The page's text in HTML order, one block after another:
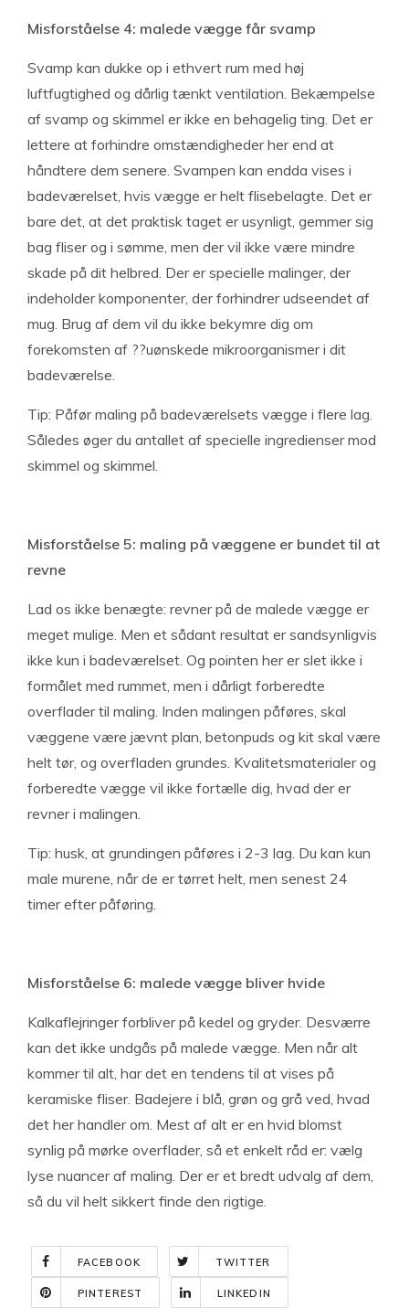
Misforståelse 4: malede vægge får svamp
Svamp kan dukke op i ethvert rum med høj
luftfugtighed og dårlig tænkt ventilation. Bekæmpelse
af svamp og skimmel er ikke en behagelig ting. Det er
lettere at forhindre omstændigheder her end at
håndtere dem senere. Svampen kan endda vises i
badeværelset, hvis vægge er helt flisebelagte. Det er
bare det, at det praktisk taget er usynligt, gemmer sig
bag fliser og i sømme, men der vil ikke være mindre
skade på dit helbred. Der er specielle malinger, der
indeholder komponenter, der forhindrer udseendet af
mug. Brug af dem vil du ikke bekymre dig om
forekomsten af ??uønskede mikroorganismer i dit
badeværelse.
Tip: Påfør maling på badeværelsets vægge i flere lag.
Således øger du antallet af specielle ingredienser mod
skimmel og skimmel.
Misforståelse 5: maling på væggene er bundet til at
revne
Lad os ikke benægte: revner på de malede vægge er
meget mulige. Men et sådant resultat er sandsynligvis
ikke kun i badeværelset. Og pointen her er slet ikke i
formålet med rummet, men i dårligt forberedte
overflader til maling. Inden malingen påføres, skal
væggene være jævnt plan, betonpuds og kit skal være
helt tør, og overfladen grundes. Kvalitetsmaterialer og
forberedte vægge vil ikke fortælle dig, hvad der er
revner i malingen.
Tip: husk, at grundingen påføres i 2-3 lag. Du kan kun
male murene, når de er tørret helt, men senest 24
timer efter påføring.
Misforståelse 6: malede vægge bliver hvide
Kalkaflejringer forbliver på kedel og gryder. Desværre
kan det ikke undgås på malede vægge. Men når alt
kommer til alt, har det en tendens til at vises på
keramiske fliser. Badejere i blå, grøn og grå ved, hvad
det her handler om. Mest af alt er en hvid blomst
synlig på mørke overflader, så et enkelt råd er: vælg
lyse nuancer af maling. Der er et bredt udvalg af dem,
så du vil helt sikkert finde den rigtige.
FACEBOOK TWITTER
PINTEREST LINKEDIN